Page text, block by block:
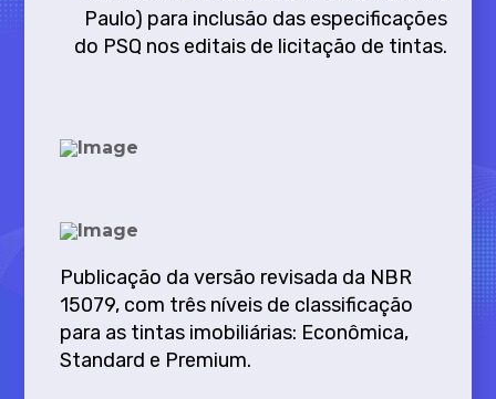
Paulo) para inclusão das especificações
do PSQ nos editais de licitação de tintas.
Publicação da versão revisada da NBR
15079, com três níveis de classificação
para as tintas imobiliárias: Econômica,
Standard e Premium.